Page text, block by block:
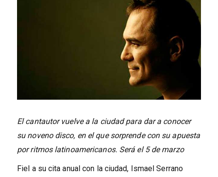
El cantautor vuelve a la ciudad para dar a conocer
su noveno disco, en el que sorprende con su apuesta
por ritmos latinoamericanos. Será el 5 de marzo
Fiel a su cita anual con la ciudad, Ismael Serrano